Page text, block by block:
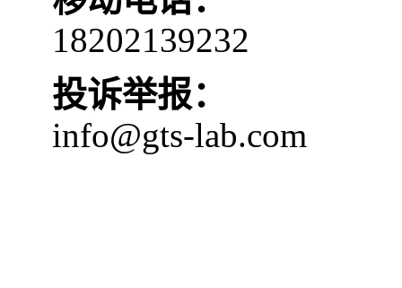
18202139232
投诉举报：
info@gts-lab.com